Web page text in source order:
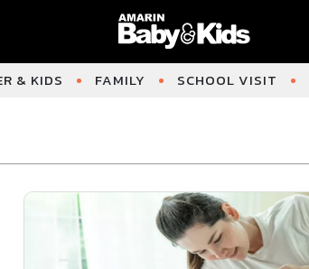
& KIDS FAMILY SCHOOL VISIT